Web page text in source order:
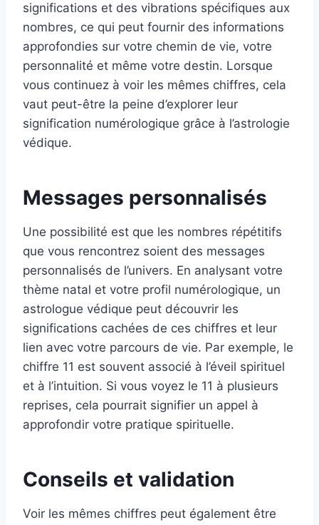
significations et des vibrations spécifiques aux
nombres, ce qui peut fournir des informations
approfondies sur votre chemin de vie, votre
personnalité et même votre destin. Lorsque
vous continuez à voir les mêmes chiffres, cela
vaut peut-être la peine d’explorer leur
signification numérologique grâce à l’astrologie
védique.
Messages personnalisés
Une possibilité est que les nombres répétitifs
que vous rencontrez soient des messages
personnalisés de l’univers. En analysant votre
thème natal et votre profil numérologique, un
astrologue védique peut découvrir les
significations cachées de ces chiffres et leur
lien avec votre parcours de vie. Par exemple, le
chiffre 11 est souvent associé à l’éveil spirituel
et à l’intuition. Si vous voyez le 11 à plusieurs
reprises, cela pourrait signifier un appel à
approfondir votre pratique spirituelle.
Conseils et validation
Voir les mêmes chiffres peut également être